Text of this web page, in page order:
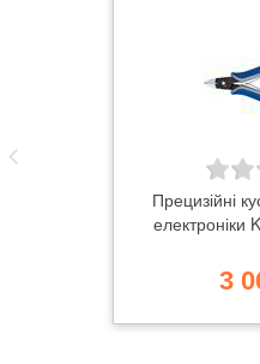
Прецизійні
електроніки
3